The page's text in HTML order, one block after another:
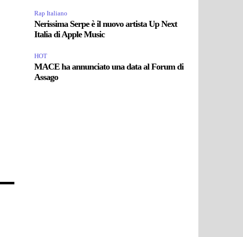
Rap Italiano
Nerissima Serpe è il nuovo artista Up Next
Italia di Apple Music
HOT
MACE ha annunciato una data al Forum di
Assago